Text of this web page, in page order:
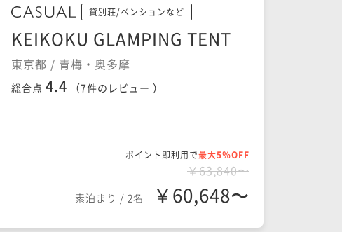
貸別荘/ペンションなど
KEIKOKU GLAMPING TENT
東京都 / 青梅・奥多摩
総合点 4.4 （7件のレビュー ）
ポイント即利用で最大5％OFF
￥63,840〜
素泊まり / 2名 ￥60,648〜